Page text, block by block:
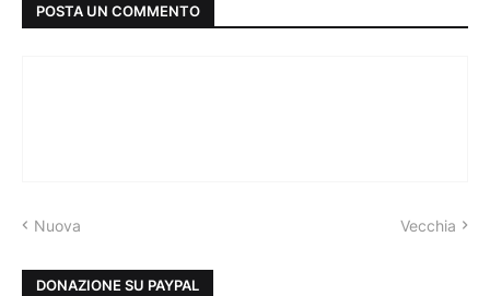
POSTA UN COMMENTO
Nuova Vecchia
DONAZIONE SU PAYPAL